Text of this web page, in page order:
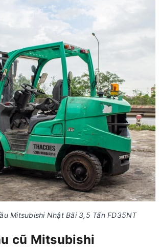
Mitsubishi Nhật Bãi 3,5 Tấn FD35NT
cũ Mitsubishi